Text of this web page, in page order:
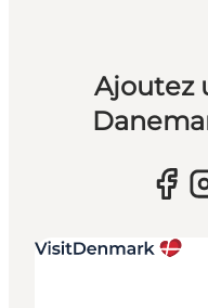
Ajoutez